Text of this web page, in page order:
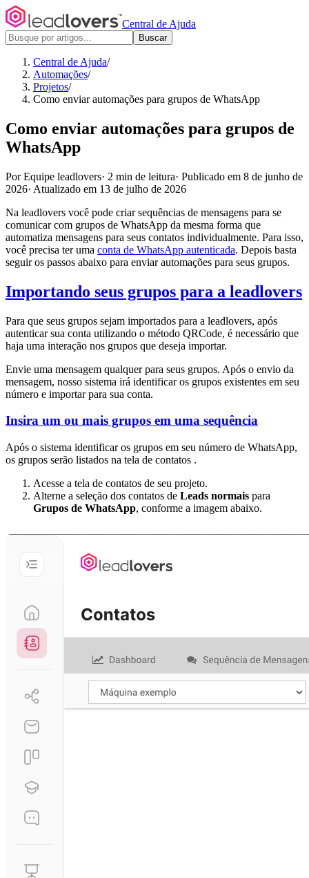
Central de Ajuda
Buscar
Central de Ajuda/
Automações/
Projetos/
Como enviar automações para grupos de WhatsApp
Como enviar automações para grupos de
WhatsApp
Por Equipe leadlovers· 2 min de leitura· Publicado em 8 de junho de
2026· Atualizado em 13 de julho de 2026
Na leadlovers você pode criar sequências de mensagens para se
comunicar com grupos de WhatsApp da mesma forma que
automatiza mensagens para seus contatos individualmente. Para isso,
você precisa ter uma conta de WhatsApp autenticada. Depois basta
seguir os passos abaixo para enviar automações para seus grupos.
Importando seus grupos para a leadlovers
Para que seus grupos sejam importados para a leadlovers, após
autenticar sua conta utilizando o método QRCode, é necessário que
haja uma interação nos grupos que deseja importar.
Envie uma mensagem qualquer para seus grupos. Após o envio da
mensagem, nosso sistema irá identificar os grupos existentes em seu
número e importar para sua conta.
Insira um ou mais grupos em uma sequência
Após o sistema identificar os grupos em seu número de WhatsApp,
os grupos serão listados na tela de contatos .
Acesse a tela de contatos de seu projeto.
Alterne a seleção dos contatos de Leads normais para
Grupos de WhatsApp, conforme a imagem abaixo.